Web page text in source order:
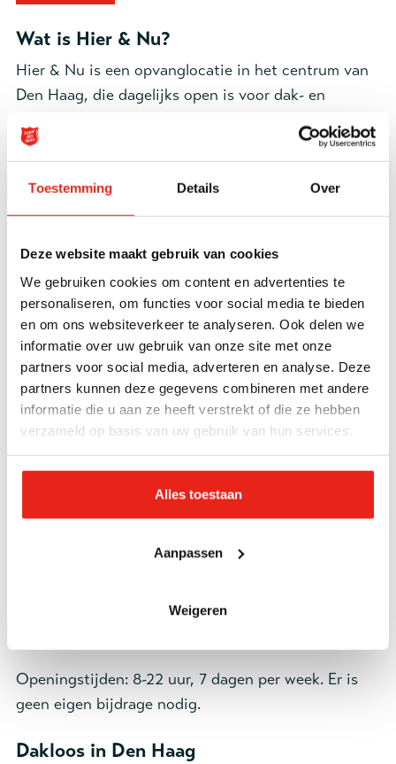
Toestemming Details Over
Deze website maakt gebruik van cookies
We gebruiken cookies om content en advertenties te
personaliseren, om functies voor social media te bieden
en om ons websiteverkeer te analyseren. Ook delen we
informatie over uw gebruik van onze site met onze
partners voor social media, adverteren en analyse. Deze
partners kunnen deze gegevens combineren met andere
informatie die u aan ze heeft verstrekt of die ze hebben
verzameld op basis van uw gebruik van hun services.
Alles toestaan
Aanpassen
Weigeren
Wat is Hier & Nu?
Hier & Nu is een opvanglocatie in het centrum van
Den Haag, die dagelijks open is voor dak- en
zwaar. Bij Hier & Nu kunnen mensen overdag tot
opgejaagd bestaan. Ook kunnen ze hier douchen,
eten, hun kleding wassen en gebruikmaken van een
In onze zorg- en dienstverlening werken we nauw
samen met hetDaklozenloket Den Haag.
Gezamenlijk kijken we hoe iemand verder geholpen
kan worden. Welke vervolgstap is er mogelijk? Welk
perspectief heeft de deelnemer? Samen met onze
medewerkers werken deelnemers aan hun
gewerkt aan herstel en terugkeer naar het gewone
Brijder Verslavingszorg
Openingstijden: 8-22 uur, 7 dagen per week. Er is
geen eigen bijdrage nodig.
Dakloos in Den Haag